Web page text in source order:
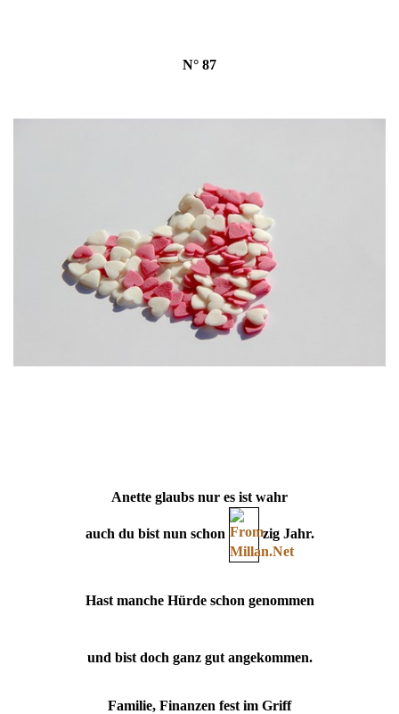
N° 87
Anette glaubs nur es ist wahr
auch du bist nun schon zig Jahr.
Hast manche Hürde schon genommen
und bist doch ganz gut angekommen.
Familie, Finanzen fest im Griff